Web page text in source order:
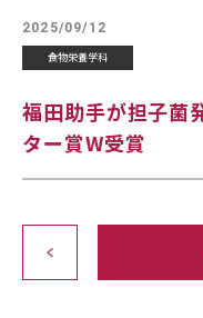
2025/09/12
食物栄養学科
福田助手が担子菌
ター賞W受賞